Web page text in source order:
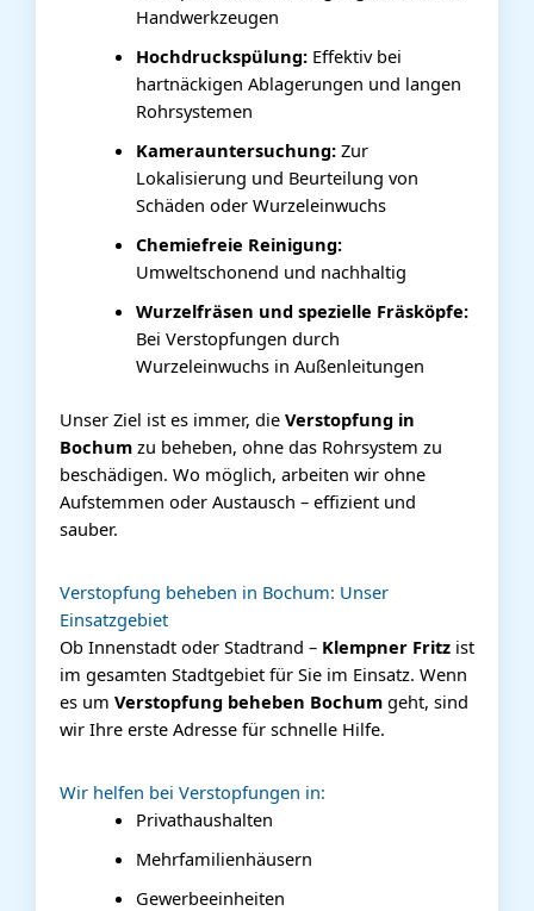
Handwerkzeugen
Hochdruckspülung:Effektiv bei
hartnäckigen Ablagerungen und langen
Rohrsystemen
Kamerauntersuchung:Zur
Lokalisierung und Beurteilung von
Schäden oder Wurzeleinwuchs
Chemiefreie Reinigung:
Umweltschonend und nachhaltig
Wurzelfräsen und spezielle Fräsköpfe:
Bei Verstopfungen durch
Wurzeleinwuchs in Außenleitungen
Unser Ziel ist es immer, die Verstopfung in
Bochum zu beheben, ohne das Rohrsystem zu
beschädigen. Wo möglich, arbeiten wir ohne
Aufstemmen oder Austausch – effizient und
sauber.
Verstopfung beheben in Bochum: Unser
Einsatzgebiet
Ob Innenstadt oder Stadtrand – Klempner Fritz ist
im gesamten Stadtgebiet für Sie im Einsatz. Wenn
es um Verstopfung beheben Bochum geht, sind
wir Ihre erste Adresse für schnelle Hilfe.
Wir helfen bei Verstopfungen in:
Privathaushalten
Mehrfamilienhäusern
Gewerbeeinheiten